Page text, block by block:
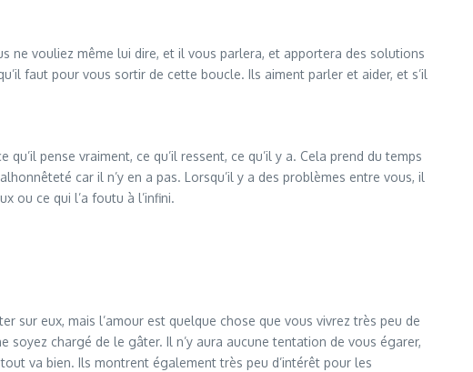
ne vouliez même lui dire, et il vous parlera, et apportera des solutions
faut pour vous sortir de cette boucle. Ils aiment parler et aider, et s’il
pense vraiment, ce qu’il ressent, ce qu’il y a. Cela prend du temps
car il n’y en a pas. Lorsqu’il y a des problèmes entre vous, il
ou ce qui l’a foutu à l’infini.
sur eux, mais l’amour est quelque chose que vous vivrez très peu de
chargé de le gâter. Il n’y aura aucune tentation de vous égarer,
va bien. Ils montrent également très peu d’intérêt pour les